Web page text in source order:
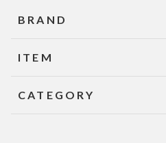
BRAND
ITEM
CATEGORY